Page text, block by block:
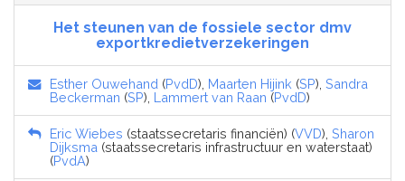
Het steunen van de fossiele sector dmv
exportkredietverzekeringen
Esther Ouwehand (PvdD), Maarten Hijink (SP), Sandra
Beckerman (SP), Lammert van Raan (PvdD)
Eric Wiebes (staatssecretaris financiën) (VVD), Sharon
Dijksma (staatssecretaris infrastructuur en waterstaat)
(PvdA)